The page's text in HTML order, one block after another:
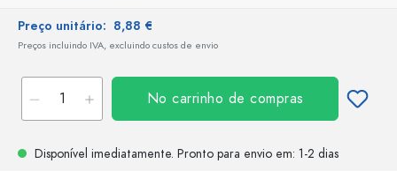
Preço unitário: 8,88 €
Preços incluindo IVA, excluindo custos de envio
No carrinho de compras
Disponível imediatamente. Pronto para envio em: 1-2 dias